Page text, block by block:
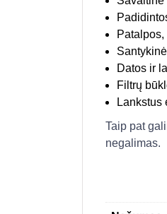
Datos ir
Filtrų
Lankstus
Taip pat
negalimas.